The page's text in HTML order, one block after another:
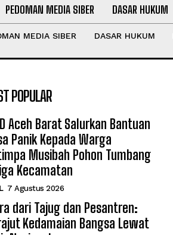
PEDOMAN MEDIA SIBER DASAR HUKUM
MEDIA SIBER DASAR HUKUM
POPULAR
Aceh Barat Salurkan Bantuan
Panik Kepada Warga
Musibah Pohon Tumbang
Kecamatan
7 Agustus 2026
dari Tajug dan Pesantren:
Kedamaian Bangsa Lewat